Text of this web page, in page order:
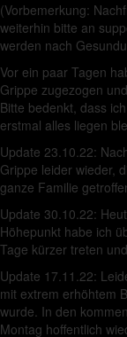
(Vorbemerkung:
weiterhin bitte an
werden nach
Vor ein paar Tagen
Grippe zugezogen
Bitte bedenkt, dass
erstmal alles liegen
Update 23.10.22:
Grippe leider wieder,
ganze Familie
Update 30.10.22:
Höhepunkt habe ich
Tage kürzer treten
Update 17.11.22:
mit extrem erhöhtem
wurde. In den
Montag hoffentlich